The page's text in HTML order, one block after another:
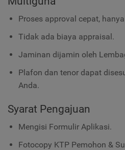
Proses approval cepat,
Tidak ada biaya appraisal.
Jaminan dijamin oleh
Plafon dan tenor dapat
Anda.
Syarat Pengajuan
Mengisi Formulir Aplikasi.
Fotocopy KTP Pemohon &